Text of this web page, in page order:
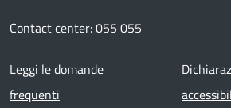
Contact center: 055 055
Footer menu
Leggi le domande
frequenti